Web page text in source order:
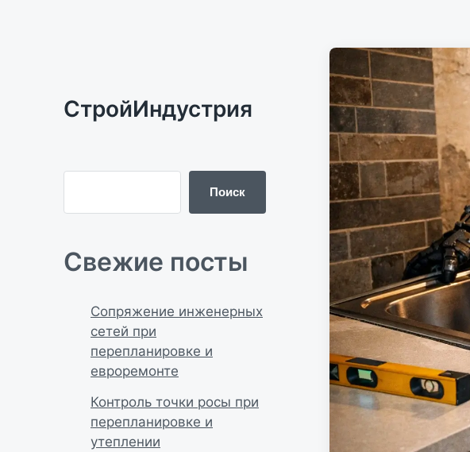
СтройИндустрия
Поиск
Свежие посты
Сопряжение инженерных
сетей при
перепланировке и
евроремонте
Контроль точки росы при
перепланировке и
утеплении